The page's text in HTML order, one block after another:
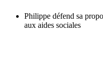
Philippe défend sa
aux aides sociales